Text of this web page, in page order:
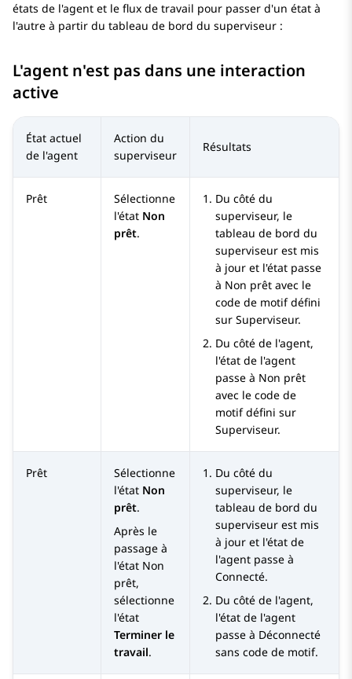
états de l'agent et le flux de travail pour passer d'un état à
l'autre à partir du tableau de bord du superviseur :
L'agent n'est pas dans une interaction
active
État actuel
de l'agent
Action du
superviseur
Résultats
Prêt
Sélectionne
l'état Non
prêt.
Du côté du
superviseur, le
tableau de bord du
superviseur est mis
à jour et l'état passe
à Non prêt avec le
code de motif défini
sur Superviseur.
Du côté de l'agent,
l'état de l'agent
passe à Non prêt
avec le code de
motif défini sur
Superviseur.
Prêt
Sélectionne
l'état Non
prêt.
Après le
passage à
l'état Non
prêt,
sélectionne
l'état
Terminer le
travail.
Du côté du
superviseur, le
tableau de bord du
superviseur est mis
à jour et l'état de
l'agent passe à
Connecté.
Du côté de l'agent,
l'état de l'agent
passe à Déconnecté
sans code de motif.